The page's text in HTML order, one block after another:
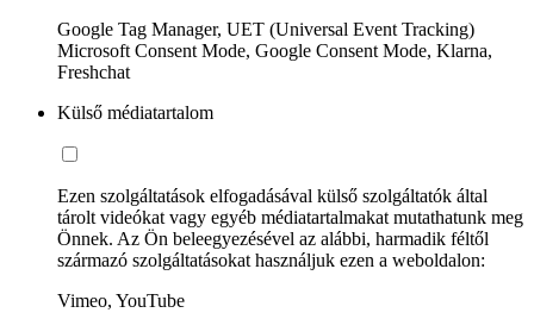
Google Tag Manager, UET (Universal Event Tracking)
Microsoft Consent Mode, Google Consent Mode, Klarna,
Freshchat
Külső médiatartalom
Ezen szolgáltatások elfogadásával külső szolgáltatók által
tárolt videókat vagy egyéb médiatartalmakat mutathatunk meg
Önnek. Az Ön beleegyezésével az alábbi, harmadik féltől
származó szolgáltatásokat használjuk ezen a weboldalon:
Vimeo, YouTube